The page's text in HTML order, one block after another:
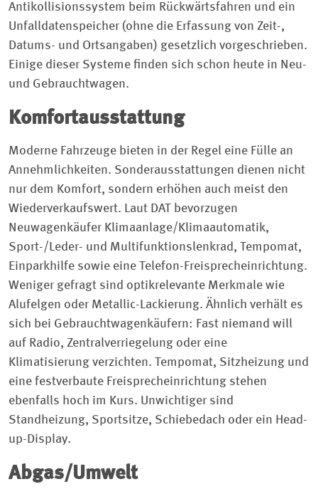
Antikollisionssystem beim Rückwärtsfahren und ein
Unfalldatenspeicher (ohne die Erfassung von Zeit-,
Datums- und Ortsangaben) gesetzlich vorgeschrieben.
Einige dieser Systeme finden sich schon heute in Neu-
und Gebrauchtwagen.
Komfortausstattung
Moderne Fahrzeuge bieten in der Regel eine Fülle an
Annehmlichkeiten. Sonderausstattungen dienen nicht
nur dem Komfort, sondern erhöhen auch meist den
Wiederverkaufswert. Laut DAT bevorzugen
Neuwagenkäufer Klimaanlage/Klimaautomatik,
Sport-/Leder- und Multifunktionslenkrad, Tempomat,
Einparkhilfe sowie eine Telefon-Freisprecheinrichtung.
Weniger gefragt sind optikrelevante Merkmale wie
Alufelgen oder Metallic-Lackierung. Ähnlich verhält es
sich bei Gebrauchtwagenkäufern: Fast niemand will
auf Radio, Zentralverriegelung oder eine
Klimatisierung verzichten. Tempomat, Sitzheizung und
eine festverbaute Freisprecheinrichtung stehen
ebenfalls hoch im Kurs. Unwichtiger sind
Standheizung, Sportsitze, Schiebedach oder ein Head-
up-Display.
Abgas/Umwelt